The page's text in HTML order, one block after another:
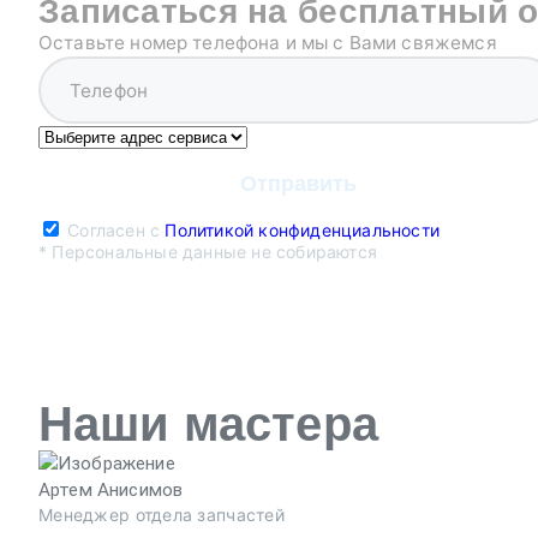
Записаться на бесплатный
Оставьте номер телефона и мы с Вами свяжемся
Согласен с Политикой конфиденциальности
* Персональные данные не собираются
Наши мастера
Артем Анисимов
Менеджер отдела запчастей